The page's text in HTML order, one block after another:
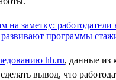
hh.ru, данные из
вывод, что